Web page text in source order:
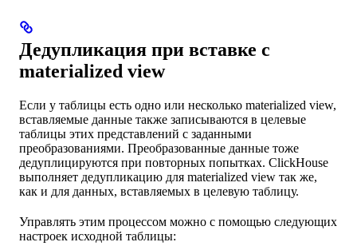
Дедупликация при вставке с
materialized view
Если у таблицы есть одно или несколько materialized view,
вставляемые данные также записываются в целевые
таблицы этих представлений с заданными
преобразованиями. Преобразованные данные тоже
дедуплицируются при повторных попытках. ClickHouse
выполняет дедупликацию для materialized view так же,
как и для данных, вставляемых в целевую таблицу.
Управлять этим процессом можно с помощью следующих
настроек исходной таблицы: